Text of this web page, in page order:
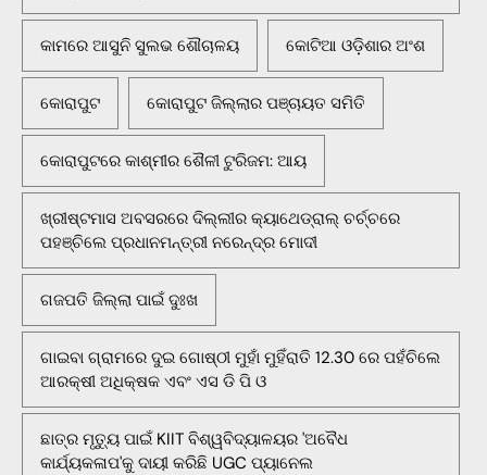
କାମରେ ଆସୁନି ସୁଲଭ ଶୌଚାଳୟ କୋଟିଆ ଓଡ଼ିଶାର ଅଂଶ
କୋରାପୁଟ କୋରାପୁଟ ଜିଲ୍ଲାର ପଞ୍ଚାୟତ ସମିତି
କୋରାପୁଟରେ କାଶ୍ମୀର ଶୈଳୀ ଟୁରିଜମ: ଆୟ
ଖ୍ରୀଷ୍ଟମାସ ଅବସରରେ ଦିଲ୍ଲୀର କ୍ୟାଥେଡ୍ରାଲ୍ ଚର୍ଚ୍ଚରେ
ପହଞ୍ଚିଲେ ପ୍ରଧାନମନ୍ତ୍ରୀ ନରେନ୍ଦ୍ର ମୋଦୀ
ଗଜପତି ଜିଲ୍ଲା ପାଇଁ ଦୁଃଖ
ଗାଇବା ଗ୍ରାମରେ ଦୁଇ ଗୋଷ୍ଠୀ ମୁହାଁ ମୁହିଁରାତି 12.30 ରେ ପହଁଚିଲେ
ଆରକ୍ଷୀ ଅଧିକ୍ଷକ ଏବଂ ଏସ ଡି ପି ଓ
ଛାତ୍ର ମୃତ୍ୟୁ ପାଇଁ KIIT ବିଶ୍ୱବିଦ୍ୟାଳୟର 'ଅବୈଧ
କାର୍ଯ୍ୟକଳାପ'କୁ ଦାୟୀ କରିଛି UGC ପ୍ୟାନେଲ